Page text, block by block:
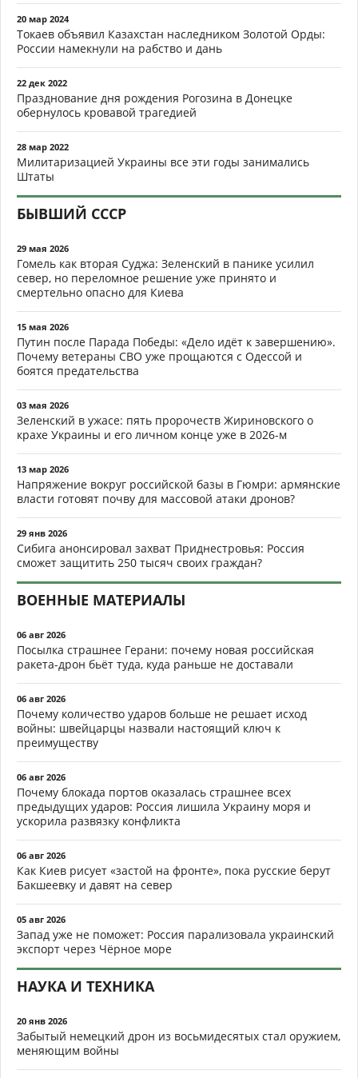
20 мар 2024
Токаев объявил Казахстан наследником Золотой Орды:
России намекнули на рабство и дань
22 дек 2022
Празднование дня рождения Рогозина в Донецке
обернулось кровавой трагедией
28 мар 2022
Милитаризацией Украины все эти годы занимались
Штаты
БЫВШИЙ СССР
29 мая 2026
Гомель как вторая Суджа: Зеленский в панике усилил
север, но переломное решение уже принято и
смертельно опасно для Киева
15 мая 2026
Путин после Парада Победы: «Дело идёт к завершению».
Почему ветераны СВО уже прощаются с Одессой и
боятся предательства
03 мая 2026
Зеленский в ужасе: пять пророчеств Жириновского о
крахе Украины и его личном конце уже в 2026-м
13 мар 2026
Напряжение вокруг российской базы в Гюмри: армянские
власти готовят почву для массовой атаки дронов?
29 янв 2026
Сибига анонсировал захват Приднестровья: Россия
сможет защитить 250 тысяч своих граждан?
ВОЕННЫЕ МАТЕРИАЛЫ
06 авг 2026
Посылка страшнее Герани: почему новая российская
ракета-дрон бьёт туда, куда раньше не доставали
06 авг 2026
Почему количество ударов больше не решает исход
войны: швейцарцы назвали настоящий ключ к
преимуществу
06 авг 2026
Почему блокада портов оказалась страшнее всех
предыдущих ударов: Россия лишила Украину моря и
ускорила развязку конфликта
06 авг 2026
Как Киев рисует «застой на фронте», пока русские берут
Бакшеевку и давят на север
05 авг 2026
Запад уже не поможет: Россия парализовала украинский
экспорт через Чёрное море
НАУКА И ТЕХНИКА
20 янв 2026
Забытый немецкий дрон из восьмидесятых стал оружием,
меняющим войны